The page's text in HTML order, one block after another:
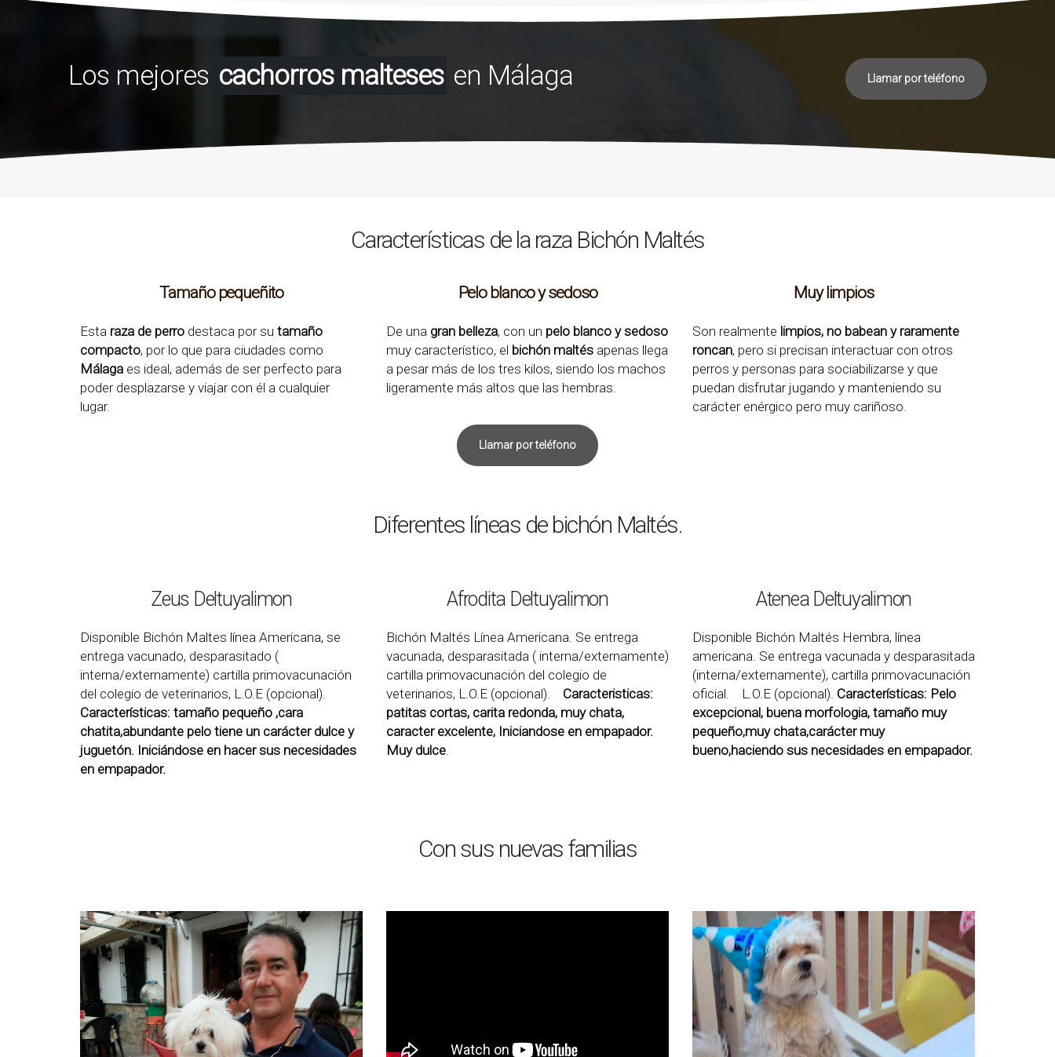
Los mejores cachorros malteses en Málaga Llamar por teléfono
Características de la raza Bichón Maltés
Tamaño pequeñito
Esta raza de perro destaca por su tamaño
compacto, por lo que para ciudades como
Málaga es ideal, además de ser perfecto para
poder desplazarse y viajar con él a cualquier
lugar.
Pelo blanco y sedoso
De una gran belleza, con un pelo blanco y sedoso
muy característico, el bichón maltés apenas llega
a pesar más de los tres kilos, siendo los machos
ligeramente más altos que las hembras.
Llamar por teléfono
Muy limpios
Son realmente limpios, no babean y raramente
roncan, pero si precisan interactuar con otros
perros y personas para sociabilizarse y que
puedan disfrutar jugando y manteniendo su
carácter enérgico pero muy cariñoso.
Diferentes líneas de bichón Maltés.
Zeus Deltuyalimon
Disponible Bichón Maltes línea Americana, se
entrega vacunado, desparasitado (
interna/externamente) cartilla primovacunación
del colegio de veterinarios, L.O.E (opcional).
Características: tamaño pequeño ,cara
chatita,abundante pelo tiene un carácter dulce y
juguetón. Iniciándose en hacer sus necesidades
en empapador.
Afrodita Deltuyalimon
Bichón Maltés Línea Americana. Se entrega
vacunada, desparasitada ( interna/externamente)
cartilla primovacunación del colegio de
veterinarios, L.O.E (opcional). Caracteristicas:
patitas cortas, carita redonda, muy chata,
caracter excelente, Iniciandose en empapador.
Muy dulce
Atenea Deltuyalimon
Disponible Bichón Maltés Hembra, línea
americana. Se entrega vacunada y desparasitada
(interna/externamente), cartilla primovacunación
oficial. L.O.E (opcional). Características: Pelo
excepcional, buena morfologia, tamaño muy
pequeño,muy chata,carácter muy
bueno,haciendo sus necesidades en empapador.
Con sus nuevas familias